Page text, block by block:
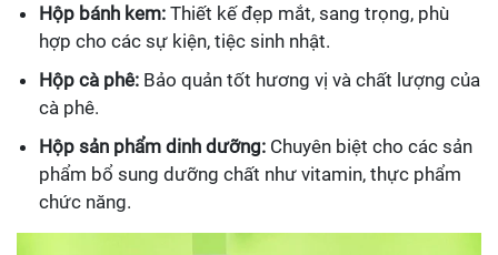
Hộp bánh kem: Thiết kế đẹp mắt, sang trọng, phù
hợp cho các sự kiện, tiệc sinh nhật.
Hộp cà phê: Bảo quản tốt hương vị và chất lượng của
cà phê.
Hộp sản phẩm dinh dưỡng: Chuyên biệt cho các sản
phẩm bổ sung dưỡng chất như vitamin, thực phẩm
chức năng.